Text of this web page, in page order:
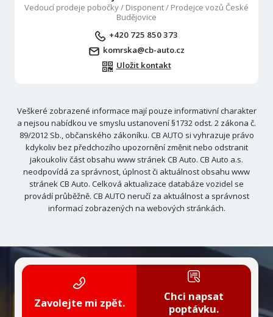
Vedoucí prodeje pobočky / Disponent / Prodejce vozů České
Budějovice
+420 725 850 373
komrska@cb-auto.cz
Uložit kontakt
Veškeré zobrazené informace mají pouze informativní charakter
a nejsou nabídkou ve smyslu ustanovení §1732 odst. 2 zákona č.
89/2012 Sb., občanského zákoníku. CB AUTO si vyhrazuje právo
kdykoliv bez předchozího upozornění změnit nebo odstranit
jakoukoliv část obsahu www stránek CB Auto. CB Auto a.s.
neodpovídá za správnost, úplnost či aktuálnost obsahu www
stránek CB Auto. Celková aktualizace databáze vozidel se
provádí průběžně. CB AUTO neručí za aktuálnost a správnost
informací zobrazených na webových stránkách.
Zavolejte mi zpět.
Chci napsat
poptávku.